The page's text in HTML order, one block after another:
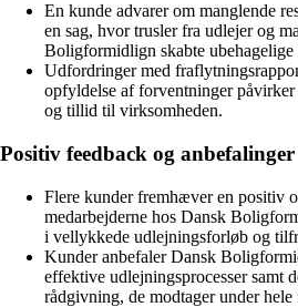
En kunde advarer om manglende
en sag, hvor trusler fra udlejer og
Boligformidlign skabte ubehagelige
Udfordringer med
opfyldelse af forventninger påvirker
og tillid til virksomheden.
Positiv feedback og anbefalinger
Flere kunder fremhæver en positiv
medarbejderne hos Dansk
i vellykkede udlejningsforløb og
Kunder anbefaler Dansk
effektive udlejningsprocesser samt
rådgivning, de modtager under hele